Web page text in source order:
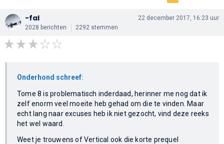
-fal
2028 berichten 2292 stemmen
22 december 2017, 16:23 uur
Onderhond schreef:
Tome 8 is problematisch inderdaad, herinner me nog dat ik
zelf enorm veel moeite heb gehad om die te vinden. Maar
echt lang naar excuses heb ik niet gezocht, vind deze reeks
het wel waard.
Weet je trouwens of Vertical ook die korte prequel